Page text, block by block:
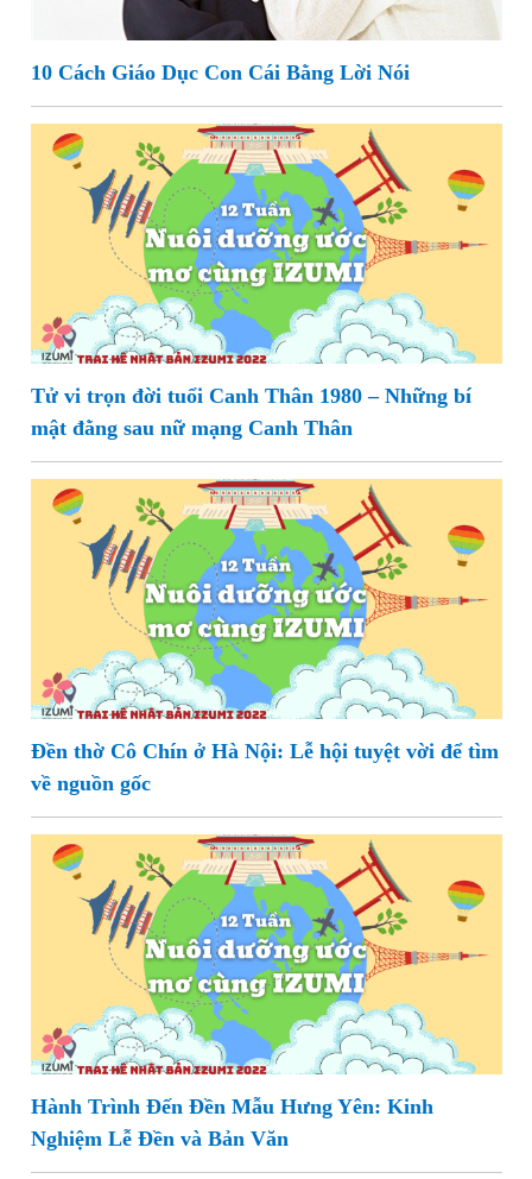
10 Cách Giáo Dục Con Cái Bằng Lời Nói
Tử vi trọn đời tuổi Canh Thân 1980 – Những bí
mật đằng sau nữ mạng Canh Thân
Đền thờ Cô Chín ở Hà Nội: Lễ hội tuyệt vời để tìm
về nguồn gốc
Hành Trình Đến Đền Mẫu Hưng Yên: Kinh
Nghiệm Lễ Đền và Bản Văn